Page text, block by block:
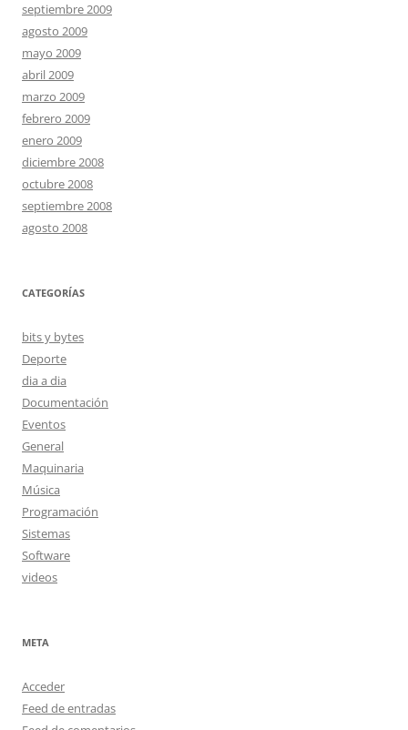
septiembre 2009
agosto 2009
mayo 2009
abril 2009
marzo 2009
febrero 2009
enero 2009
diciembre 2008
octubre 2008
septiembre 2008
agosto 2008
CATEGORÍAS
bits y bytes
Deporte
dia a dia
Documentación
Eventos
General
Maquinaria
Música
Programación
Sistemas
Software
videos
META
Acceder
Feed de entradas